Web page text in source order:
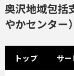
奥沢地域包括
やかセンター）
トップ サ